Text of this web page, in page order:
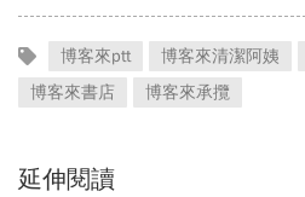
博客來ptt 博客來清潔阿姨
博客來書店
博客來承攬
延伸閱讀